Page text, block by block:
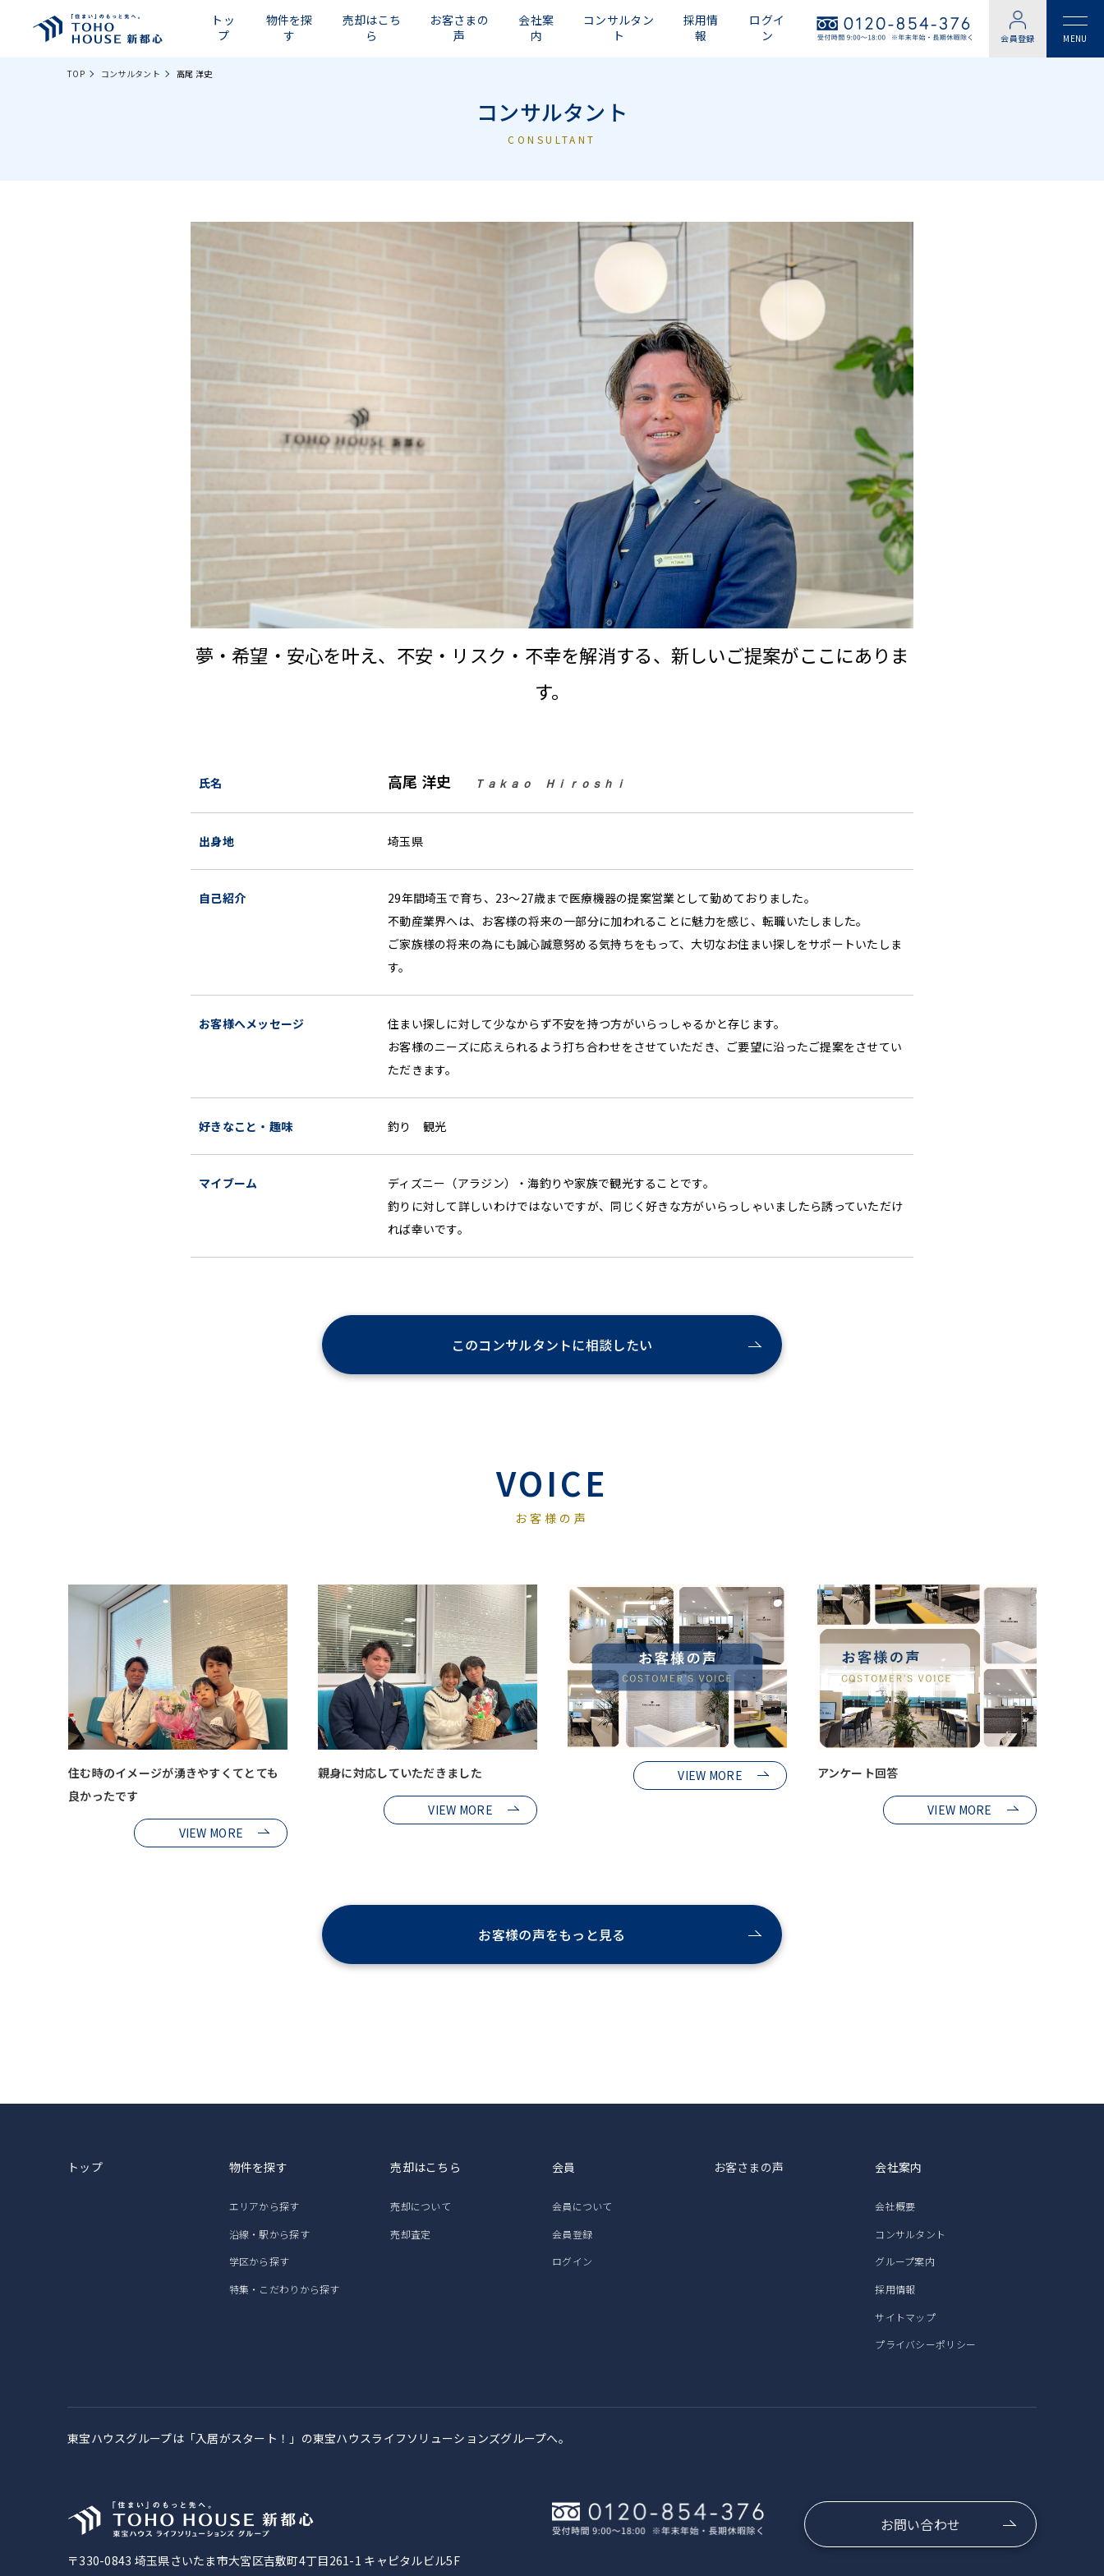
トッ
プ
物件を探
す
売却はこち
ら
お客さまの
声
会社案
内
コンサルタン
ト
採用情
報
ログイ
ン
会員登録
TOP コンサルタント 高尾 洋史
コンサルタント
CONSULTANT
夢・希望・安心を叶え、不安・リスク・不幸を解消する、新しいご提案がここにありま
す。
氏名 高尾 洋史 Ｔａｋａｏ Ｈｉｒｏｓｈｉ
出身地 埼玉県
自己紹介
29年間埼玉で育ち、23～27歳まで医療機器の提案営業として勤めておりました。
不動産業界へは、お客様の将来の一部分に加われることに魅力を感じ、転職いたしました。
ご家族様の将来の為にも誠心誠意努める気持ちをもって、大切なお住まい探しをサポートいたしま
す。
お客様へメッセージ
住まい探しに対して少なからず不安を持つ方がいらっしゃるかと存じます。
お客様のニーズに応えられるよう打ち合わせをさせていただき、ご要望に沿ったご提案をさせてい
ただきます。
好きなこと・趣味 釣り 観光
マイブーム
ディズニー（アラジン）・海釣りや家族で観光することです。
釣りに対して詳しいわけではないですが、同じく好きな方がいらっしゃいましたら誘っていただけ
れば幸いです。
このコンサルタントに相談したい
VOICE
お客様の声
住む時のイメージが湧きやすくてとても
良かったです
VIEW MORE
親身に対応していただきました
VIEW MORE
VIEW MORE アンケート回答
VIEW MORE
お客様の声をもっと見る
トップ 物件を探す
エリアから探す
沿線・駅から探す
学区から探す
特集・こだわりから探す
売却はこちら
売却について
売却査定
会員
会員について
会員登録
ログイン
お客さまの声 会社案内
会社概要
コンサルタント
グループ案内
採用情報
サイトマップ
プライバシーポリシー
東宝ハウスグループは「入居がスタート！」の東宝ハウスライフソリューションズグループへ。
〒330-0843 埼玉県さいたま市大宮区吉敷町4丁目261-1 キャピタルビル5F
お問い合わせ